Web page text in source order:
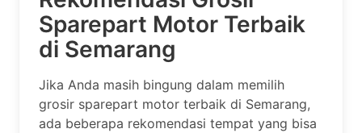
Sparepart Motor Terbaik
di Semarang
Jika Anda masih bingung dalam memilih
grosir sparepart motor terbaik di Semarang,
ada beberapa rekomendasi tempat yang bisa